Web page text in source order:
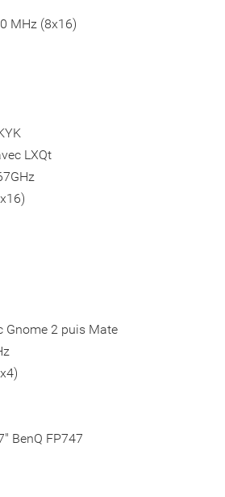
MHz (8x16)
LXQt
Gnome 2 puis Mate
BenQ FP747